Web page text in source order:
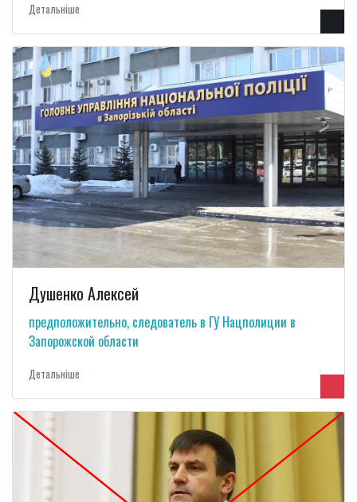
Детальнiше
Душенко Алексей
предположительно, следователь в ГУ Нацполиции в
Запорожской области
Детальнiше